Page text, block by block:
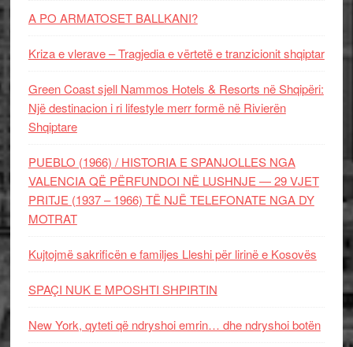
A PO ARMATOSET BALLKANI?
Kriza e vlerave – Tragjedia e vërtetë e tranzicionit shqiptar
Green Coast sjell Nammos Hotels & Resorts në Shqipëri:
Një destinacion i ri lifestyle merr formë në Rivierën
Shqiptare
PUEBLO (1966) / HISTORIA E SPANJOLLES NGA
VALENCIA QË PËRFUNDOI NË LUSHNJE — 29 VJET
PRITJE (1937 – 1966) TË NJË TELEFONATE NGA DY
MOTRAT
Kujtojmë sakrificën e familjes Lleshi për lirinë e Kosovës
SPAÇI NUK E MPOSHTI SHPIRTIN
New York, qyteti që ndryshoi emrin… dhe ndryshoi botën